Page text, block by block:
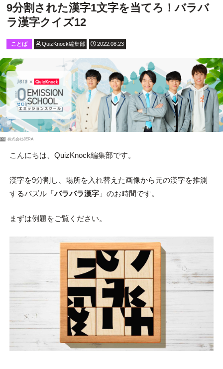
9分割された漢字1文字を当てろ！バラバ
ラ漢字クイズ12
ことば QuizKnock編集部 2022.08.23
PR 株式会社JERA
こんにちは、QuizKnock編集部です。
漢字を9分割し、場所を入れ替えた画像から元の漢字を推測
するパズル「バラバラ漢字」のお時間です。
まずは例題をご覧ください。